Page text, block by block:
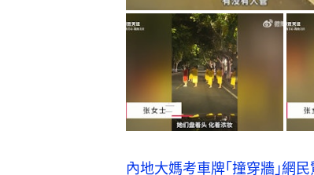
車CAM｜大媽「人肉霸位」